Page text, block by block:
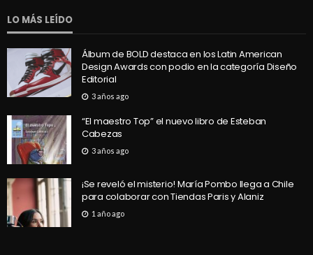
LO MÁS LEÍDO
Álbum de BOLD destaca en los Latin American
Design Awards con podio en la categoría Diseño
Editorial
3 años ago
“El maestro Top” el nuevo libro de Esteban
Cabezas
3 años ago
¡Se reveló el misterio! María Pombo llega a Chile
para colaborar con Tiendas Paris y Alaniz
1 año ago